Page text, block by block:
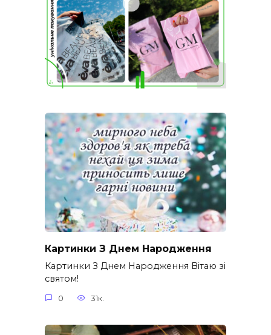
Картинки З Днем Народження
Картинки З Днем Народження Вітаю зі
святом!
0 31к.